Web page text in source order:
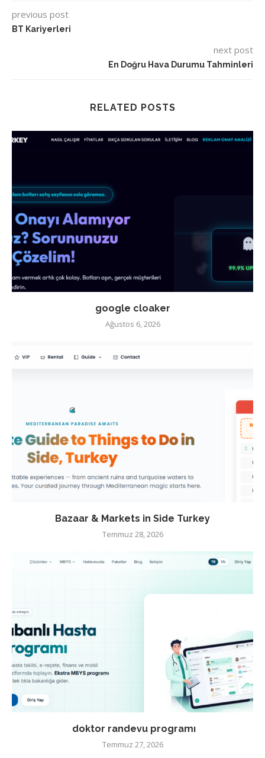
previous post
BT Kariyerleri
next post
En Doğru Hava Durumu Tahminleri
RELATED POSTS
google cloaker
Ağustos 6, 2026
Bazaar & Markets in Side Turkey
Temmuz 28, 2026
doktor randevu programı
Temmuz 27, 2026